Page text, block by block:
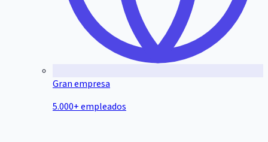
Gran empresa
5.000+ empleados